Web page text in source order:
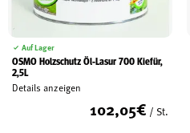
Auf Lager
OSMO Holzschutz Öl-Lasur 700 Kiefür,
2,5L
Details anzeigen
102,05€ / St.